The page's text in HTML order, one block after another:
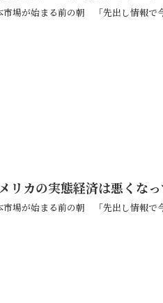
市場が始まる前の朝 「先出し情報で
リカの実態経済は悪くな
市場が始まる前の朝 「先出し情報で